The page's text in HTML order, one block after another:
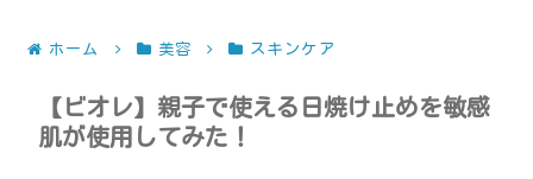
ホーム 美容 スキンケア
【ビオレ】親子で使える日焼け止めを敏感
肌が使用してみた！